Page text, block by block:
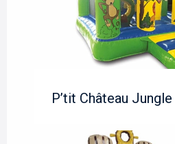
P’tit Château Jungle